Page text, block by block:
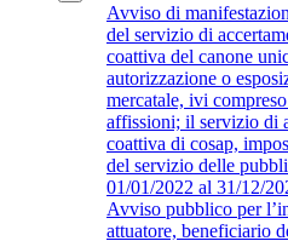
Avviso di
del servizio di
coattiva del canone
autorizzazione o
mercatale, ivi
affissioni; il servizio di
coattiva di cosap,
del servizio delle
01/01/2022 al 31/12/
Avviso pubblico per
attuatore, beneficiario